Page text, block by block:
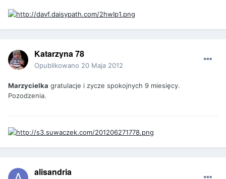
Katarzyna 78
Opublikowano 20 Maja 2012
Marzycielka gratulacje i zycze spokojnych 9 miesięcy.
Pozodzenia.
alisandria